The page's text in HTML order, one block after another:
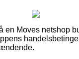
en Moves netshop